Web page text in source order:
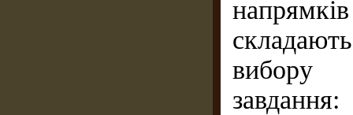
вибору
завдання: